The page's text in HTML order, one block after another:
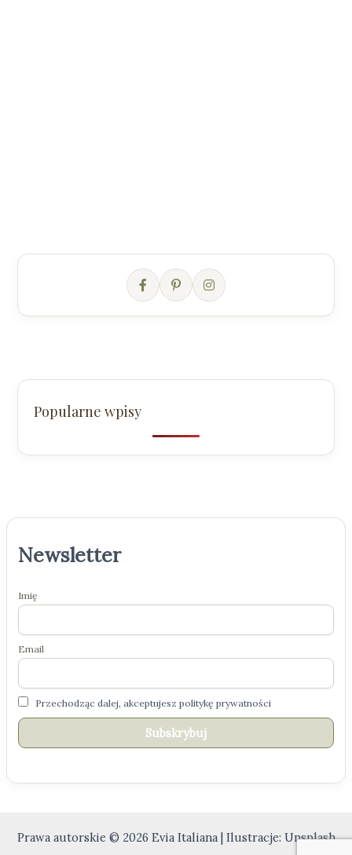
Popularne wpisy
Newsletter
Imię
Email
Przechodząc dalej, akceptujesz politykę prywatności
Prawa autorskie © 2026 Evia Italiana | Ilustracje: Unsplash